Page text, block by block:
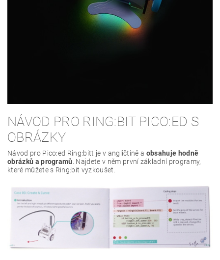
NÁVOD PRO RING:BIT PICO:ED S
OBRÁZKY
Návod pro Pico:ed Ring:bitt je v angličtině a obsahuje hodně
obrázků a programů . Najdete v něm první základní programy,
které můžete s Ring:bit vyzkoušet.